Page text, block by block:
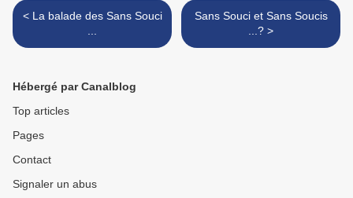
< La balade des Sans Souci
Sans Souci et Sans Soucis
...? >
Hébergé par Canalblog
Top articles
Pages
Contact
Signaler un abus